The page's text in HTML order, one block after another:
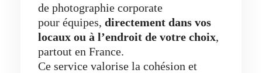
de photographie corporate
pour équipes, directement dans vos
locaux ou à l’endroit de votre choix,
partout en France.
Ce service valorise la cohésion et